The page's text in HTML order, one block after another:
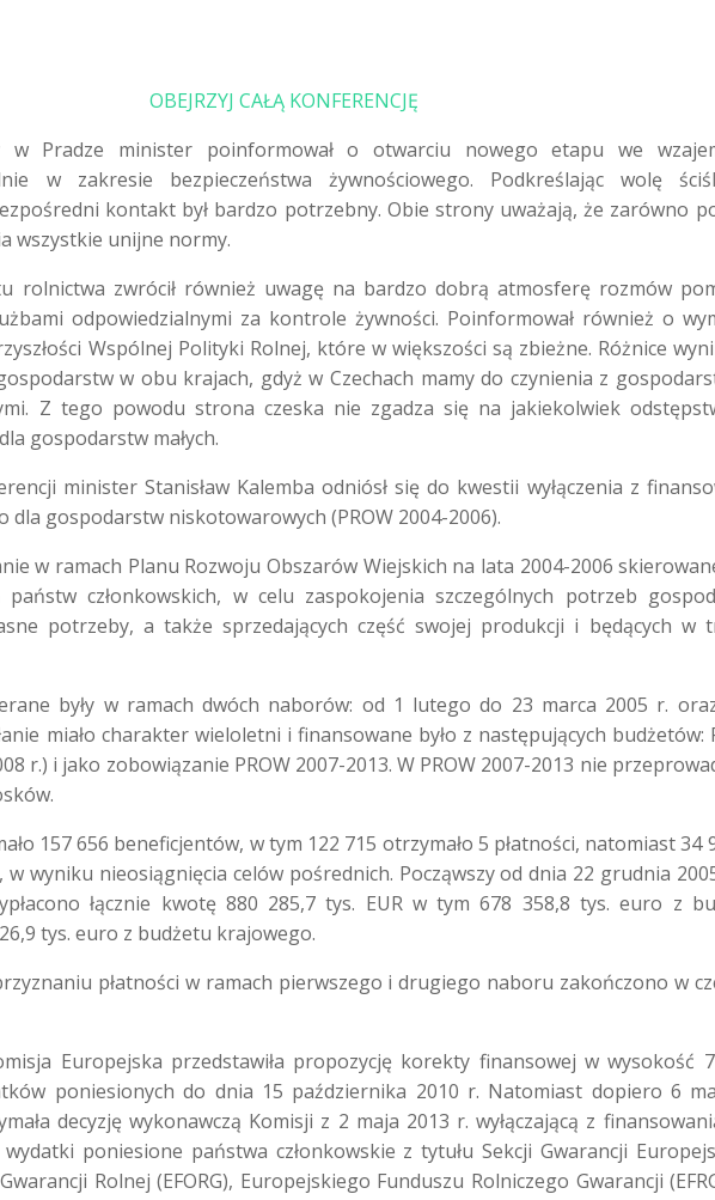
OBEJRZYJ CAŁĄ KONFERENCJĘ
w Pradze minister poinformował o otwarciu nowego etapu we
w zakresie bezpieczeństwa żywnościowego. Podkreślając wolę
kontakt był bardzo potrzebny. Obie strony uważają, że zarówno
wszystkie unijne normy.
rolnictwa zwrócił również uwagę na bardzo dobrą atmosferę rozmów
odpowiedzialnymi za kontrole żywności. Poinformował również o
Wspólnej Polityki Rolnej, które w większości są zbieżne. Różnice
w obu krajach, gdyż w Czechach mamy do czynienia z
Z tego powodu strona czeska nie zgadza się na jakiekolwiek
gospodarstw małych.
minister Stanisław Kalemba odniósł się do kwestii wyłączenia z
dla gospodarstw niskotowarowych (PROW 2004-2006).
w ramach Planu Rozwoju Obszarów Wiejskich na lata 2004-2006
państw członkowskich, w celu zaspokojenia szczególnych potrzeb
potrzeby, a także sprzedających część swojej produkcji i będących w
były w ramach dwóch naborów: od 1 lutego do 23 marca 2005 r.
miało charakter wieloletni i finansowane było z następujących budżetów:
r.) i jako zobowiązanie PROW 2007-2013. W PROW 2007-2013 nie
157 656 beneficjentów, w tym 122 715 otrzymało 5 płatności, natomiast 34
w wyniku nieosiągnięcia celów pośrednich. Począwszy od dnia 22 grudnia
łącznie kwotę 880 285,7 tys. EUR w tym 678 358,8 tys. euro z
tys. euro z budżetu krajowego.
płatności w ramach pierwszego i drugiego naboru zakończono w
Europejska przedstawiła propozycję korekty finansowej w wysokość
poniesionych do dnia 15 października 2010 r. Natomiast dopiero 6
decyzję wykonawczą Komisji z 2 maja 2013 r. wyłączającą z
poniesione państwa członkowskie z tytułu Sekcji Gwarancji
Rolnej (EFORG), Europejskiego Funduszu Rolniczego Gwarancji